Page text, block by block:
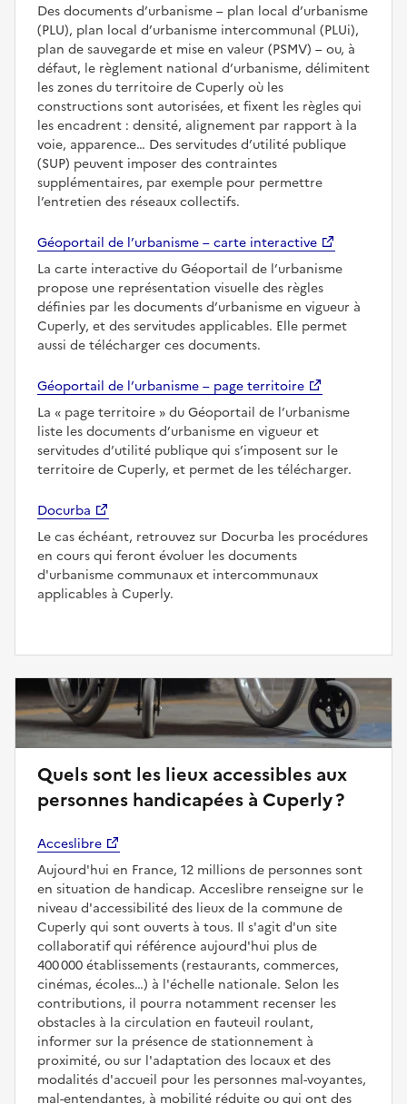
Des documents d’urbanisme – plan local d’urbanisme
(PLU), plan local d’urbanisme intercommunal (PLUi),
plan de sauvegarde et mise en valeur (PSMV) – ou, à
défaut, le règlement national d’urbanisme, délimitent
les zones du territoire de Cuperly où les
constructions sont autorisées, et fixent les règles qui
les encadrent : densité, alignement par rapport à la
voie, apparence… Des servitudes d’utilité publique
(SUP) peuvent imposer des contraintes
supplémentaires, par exemple pour permettre
l’entretien des réseaux collectifs.
Géoportail de l’urbanisme – carte interactive
La carte interactive du Géoportail de l’urbanisme
propose une représentation visuelle des règles
définies par les documents d’urbanisme en vigueur à
Cuperly, et des servitudes applicables. Elle permet
aussi de télécharger ces documents.
Géoportail de l’urbanisme – page territoire
La
page territoire
du Géoportail de l’urbanisme
liste les documents d’urbanisme en vigueur et
servitudes d’utilité publique qui s’imposent sur le
territoire de Cuperly, et permet de les télécharger.
Docurba
Le cas échéant, retrouvez sur Docurba les procédures
en cours qui feront évoluer les documents
d'urbanisme communaux et intercommunaux
applicables à Cuperly.
Quels sont les lieux accessibles aux
personnes handicapées à Cuperly ?
Acceslibre
Aujourd'hui en France, 12 millions de personnes sont
en situation de handicap. Acceslibre renseigne sur le
niveau d'accessibilité des lieux de la commune de
Cuperly qui sont ouverts à tous. Il s'agit d'un site
collaboratif qui référence aujourd'hui plus de
400 000 établissements (restaurants, commerces,
cinémas, écoles…) à l'échelle nationale. Selon les
contributions, il pourra notamment recenser les
obstacles à la circulation en fauteuil roulant,
informer sur la présence de stationnement à
proximité, ou sur l'adaptation des locaux et des
modalités d'accueil pour les personnes mal-voyantes,
mal-entendantes, à mobilité réduite ou qui ont des